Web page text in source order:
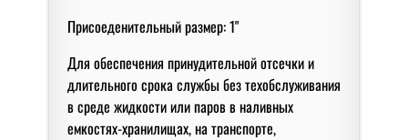
Присоеденительный размер: 1"
Для обеспечения принудительной отсечки и
длительного срока службы без техобслуживания
в среде жидкости или паров в наливных
емкостях-хранилищах, на транспорте,